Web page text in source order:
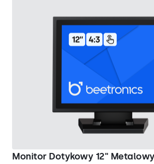
Monitor Dotykowy 12"